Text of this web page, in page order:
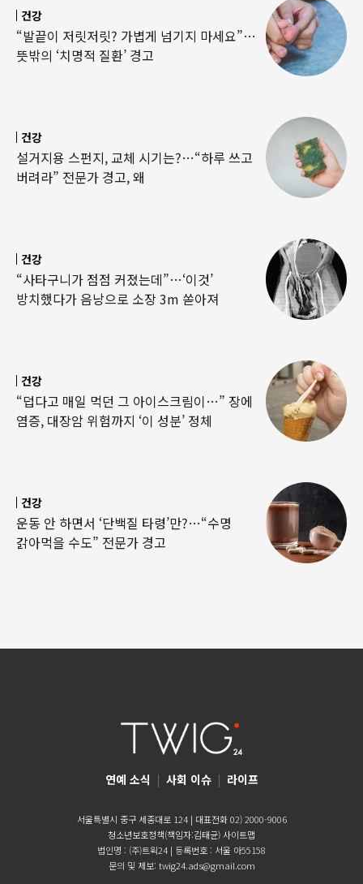
건강
“발끝이 저릿저릿? 가볍게 넘기지 마세요”…
뜻밖의 ‘치명적 질환’ 경고
건강
설거지용 스펀지, 교체 시기는?…“하루 쓰고
버려라” 전문가 경고, 왜
건강
“사타구니가 점점 커졌는데”…‘이것’
방치했다가 음낭으로 소장 3m 쏟아져
건강
“덥다고 매일 먹던 그 아이스크림이…” 장에
염증, 대장암 위험까지 ‘이 성분’ 정체
건강
운동 안 하면서 ‘단백질 타령’만?…“수명
갉아먹을 수도” 전문가 경고
연예 소식 | 사회 이슈 | 라이프
서울특별시 중구 세종대로 124 | 대표전화 02) 2000-9006
청소년보호정책(책임자:김태균)사이트맵
법인명 : (주)트윅24 | 등록번호 : 서울 아55158
문의 및 제보: twig24.ads@gmail.com